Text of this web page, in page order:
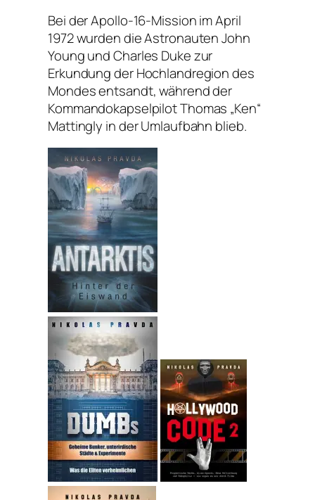
Bei der Apollo-16-Mission im April
1972 wurden die Astronauten John
Young und Charles Duke zur
Erkundung der Hochlandregion des
Mondes entsandt, während der
Kommandokapselpilot Thomas „Ken“
Mattingly in der Umlaufbahn blieb.